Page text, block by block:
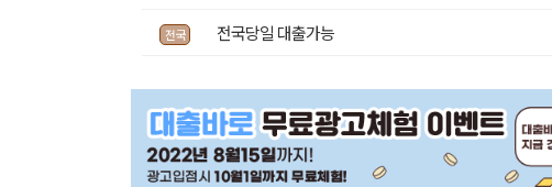
전국 전국당일 대출가능